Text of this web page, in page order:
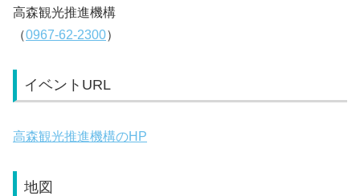
高森観光推進機構
（0967-62-2300）
イベントURL
高森観光推進機構のHP
地図